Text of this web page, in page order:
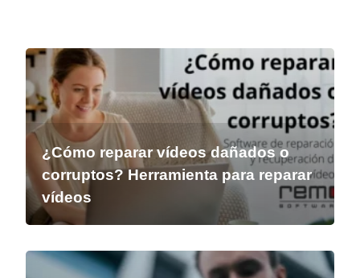
¿Cómo reparar vídeos dañados o
corruptos? Herramienta para reparar
vídeos